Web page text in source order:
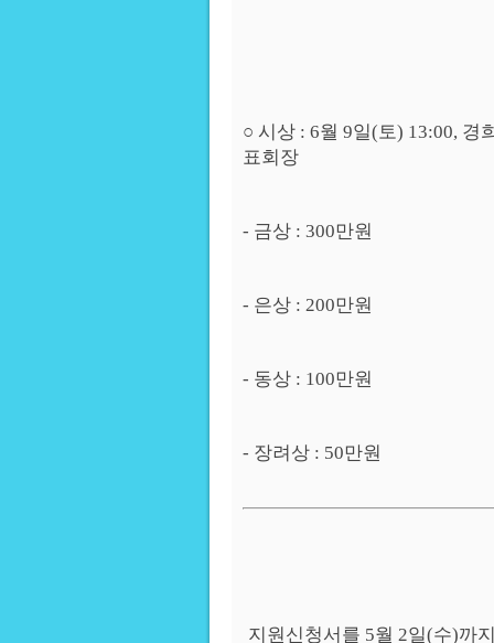
○ 시상 : 6월 9일(토) 13:00, 경
표회장
- 금상 : 300만원
- 은상 : 200만원
- 동상 : 100만원
- 장려상 : 50만원
지원신청서를 5월 2일(수)까